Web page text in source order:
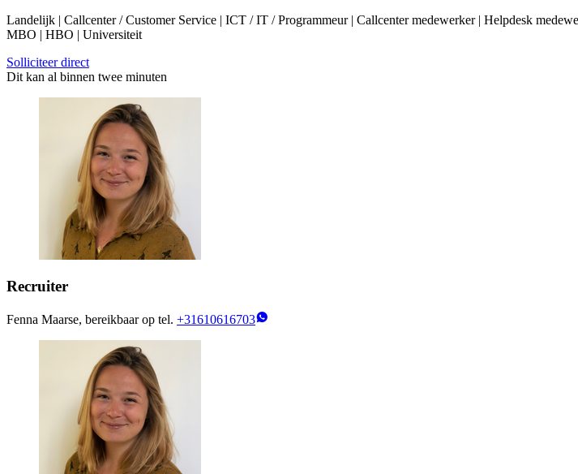
Landelijk | Callcenter / Customer Service | ICT / IT / Programmeur | Callcenter medewerker | Helpdesk
MBO | HBO | Universiteit
Solliciteer direct
Dit kan al binnen twee minuten
Recruiter
Fenna Maarse, bereikbaar op tel. +31610616703